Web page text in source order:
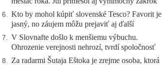
6. Kto by mohol kúpiť slovenské Tesco? Favorit je
jasný, no záujem môžu prejaviť aj ďalší
7. V Slovnafte došlo k menšiemu výbuchu.
Ohrozenie verejnosti nehrozí, tvrdí spoločnosť
8. Za radarmi Šutaja Eštoka je zrejme osoba, ktorá